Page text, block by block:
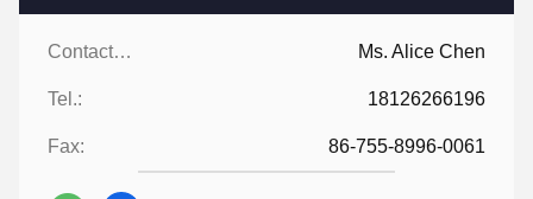
Contacten: Ms. Alice Chen
Tel.: 18126266196
Fax: 86-755-8996-0061